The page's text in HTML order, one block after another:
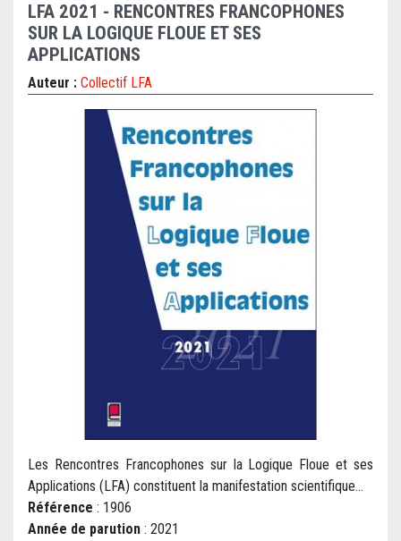
LFA 2021 - RENCONTRES FRANCOPHONES
SUR LA LOGIQUE FLOUE ET SES
APPLICATIONS
Auteur : Collectif LFA
Les Rencontres Francophones sur la Logique Floue et ses
Applications (LFA) constituent la manifestation scientifique...
Référence : 1906
Année de parution : 2021